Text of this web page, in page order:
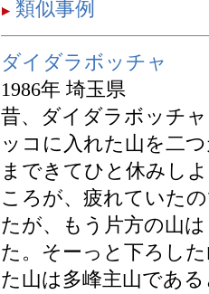
類似事例
ダイダラボッチャ
1986年 埼玉県
昔、ダイダラボッチ
ッコに入れた山を二
まできてひと休みし
ころが、疲れていた
たが、もう片方の山
た。そーっと下ろし
た山は多峰主山であ